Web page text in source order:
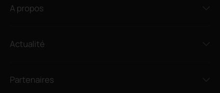
A propos
Actualité
Partenaires